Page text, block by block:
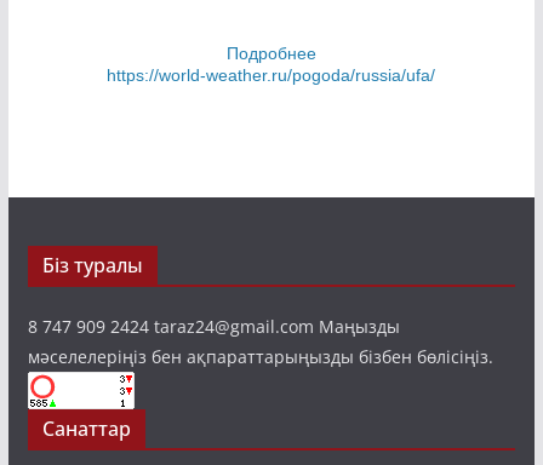
Подробнее
https://world-weather.ru/pogoda/russia/ufa/
Біз туралы
8 747 909 2424 taraz24@gmail.com Маңызды
мәселелеріңіз бен ақпараттарыңызды бізбен бөлісіңіз.
Санаттар